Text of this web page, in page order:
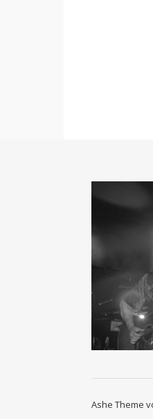
Ashe Theme